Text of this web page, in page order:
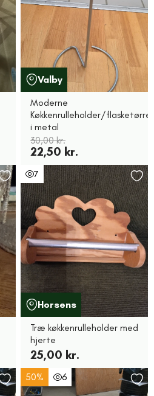
Valby
Moderne
Køkkenrulleholder/flasketørrer
i metal
30,00 kr.
22,50 kr.
7
Horsens
Træ køkkenrulleholder med
hjerte
25,00 kr.
50% 6